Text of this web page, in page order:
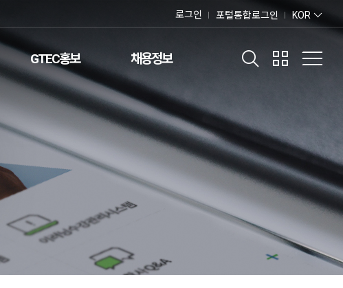
GTEC홍보 채용정보
로그인 포털통합로그인 KOR